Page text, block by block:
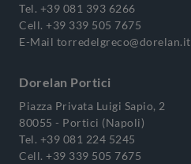
Tel. +39 081 393 6266
Cell. +39 339 505 7675
E-Mail torredelgreco@dorelan.it
Dorelan Portici
Piazza Privata Luigi Sapio, 2
80055 - Portici (Napoli)
Tel. +39 081 224 5245
Cell. +39 339 505 7675